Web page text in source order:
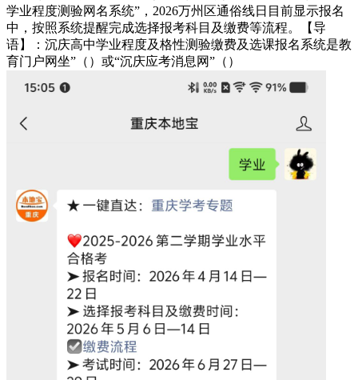
学业程度测验网名系统”，2026万州区通俗线日目前显示报名
中，按照系统提醒完成选择报考科目及缴费等流程。【导
语】：沉庆高中学业程度及格性测验缴费及选课报名系统是教
育门户网坐”（）或“沉庆应考消息网”（）